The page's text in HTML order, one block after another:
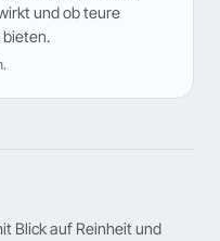
und ob teure
Blick auf Reinheit und